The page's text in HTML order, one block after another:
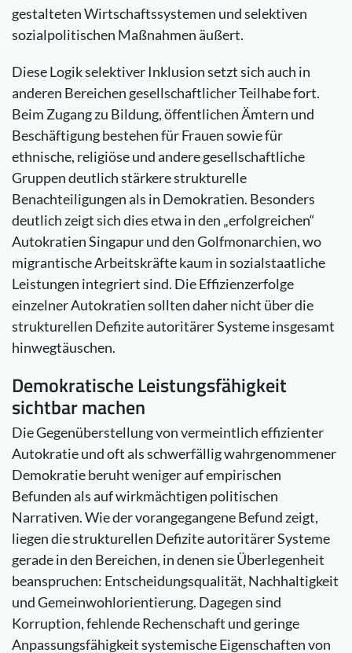
gestalteten Wirtschaftssystemen und selektiven
sozialpolitischen Maßnahmen äußert.
Diese Logik selektiver Inklusion setzt sich auch in
anderen Bereichen gesellschaftlicher Teilhabe fort.
Beim Zugang zu Bildung, öffentlichen Ämtern und
Beschäftigung bestehen für Frauen sowie für
ethnische, religiöse und andere gesellschaftliche
Gruppen deutlich stärkere strukturelle
Benachteiligungen als in Demokratien. Besonders
deutlich zeigt sich dies etwa in den „erfolgreichen“
Autokratien Singapur und den Golfmonarchien, wo
migrantische Arbeitskräfte kaum in sozialstaatliche
Leistungen integriert sind. Die Effizienzerfolge
einzelner Autokratien sollten daher nicht über die
strukturellen Defizite autoritärer Systeme insgesamt
hinwegtäuschen.
Demokratische Leistungsfähigkeit
sichtbar machen
Die Gegenüberstellung von vermeintlich effizienter
Autokratie und oft als schwerfällig wahrgenommener
Demokratie beruht weniger auf empirischen
Befunden als auf wirkmächtigen politischen
Narrativen. Wie der vorangegangene Befund zeigt,
liegen die strukturellen Defizite autoritärer Systeme
gerade in den Bereichen, in denen sie Überlegenheit
beanspruchen: Entscheidungsqualität, Nachhaltigkeit
und Gemeinwohlorientierung. Dagegen sind
Korruption, fehlende Rechenschaft und geringe
Anpassungsfähigkeit systemische Eigenschaften von